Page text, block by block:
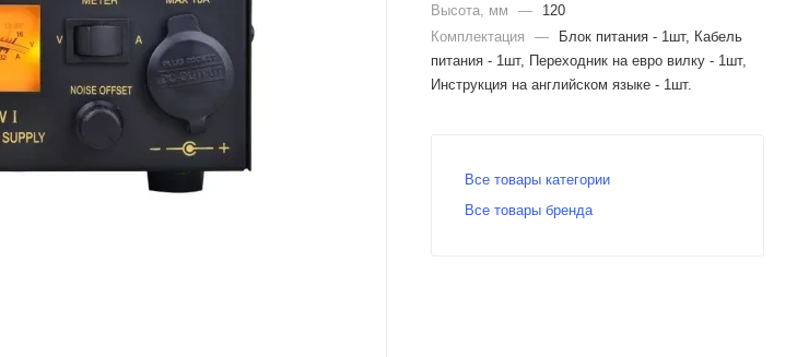
Высота, мм
—
120
Комплектация
—
Блок питания - 1шт, Кабель
питания - 1шт, Переходник на евро вилку - 1шт,
Инструкция на английском языке - 1шт.
Все товары категории
Все товары бренда